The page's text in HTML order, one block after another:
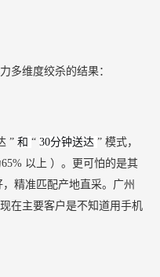
多维度绞杀的结果：
” 和 “ 30分钟送达 ” 模式，
以上 ）。更可怕的是其
精准匹配产地直采。广州
在主要客户是不知道用手机